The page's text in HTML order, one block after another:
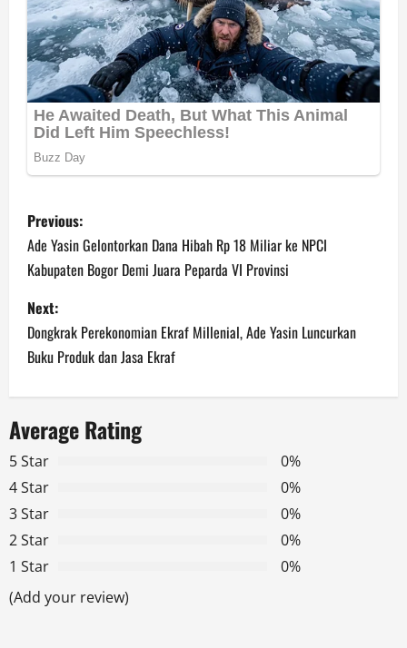
P
o
s
t
n
a
v
i
g
a
t
Previous:
Ade Yasin Gelontorkan Dana Hibah Rp 18 Miliar ke NPCI
Kabupaten Bogor Demi Juara Peparda VI Provinsi
Next:
Dongkrak Perekonomian Ekraf Millenial, Ade Yasin Luncurkan
Buku Produk dan Jasa Ekraf
Average Rating
5 Star
0%
4 Star
0%
3 Star
0%
2 Star
0%
1 Star
0%
(Add your review)